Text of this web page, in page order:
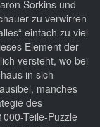
Sorkins und
zu verwirren
einfach zu viel
Element der
versteht, wo bei
in sich
manches
des
Teile-Puzzle